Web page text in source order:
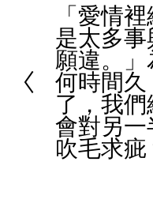
r
e
v
i
o
u
「愛情
是太多事
願違。」
何時間久
了，我們
會對另一
吹毛求疵